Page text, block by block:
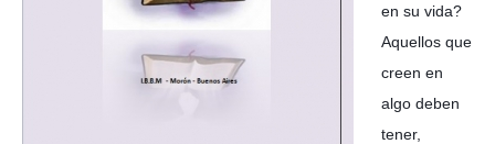
en su vida?
Aquellos que
creen en
algo deben
tener,